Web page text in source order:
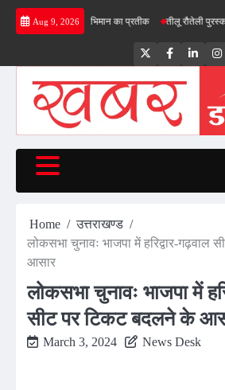
Skip
Aug 9, 2026
देश के स्वाभिमान का प्रतीक तीलू रौतेली पुरस्कार की
TwitterFacebook
Home
उत्तराखण्ड
लोकसभा चुनावः भाजपा में हरिद्वार-
आसार
लोकसभा चुनावः भाजपा में
सीट पर टिकट बदलने के
March 3, 2024 News Desk